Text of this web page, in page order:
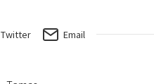
Twitter Email